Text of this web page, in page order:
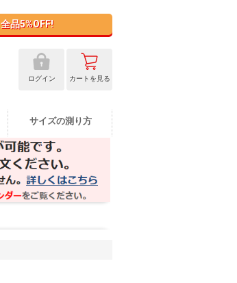
全品5%OFF!
ログイン カート を見る
サイズの測り方